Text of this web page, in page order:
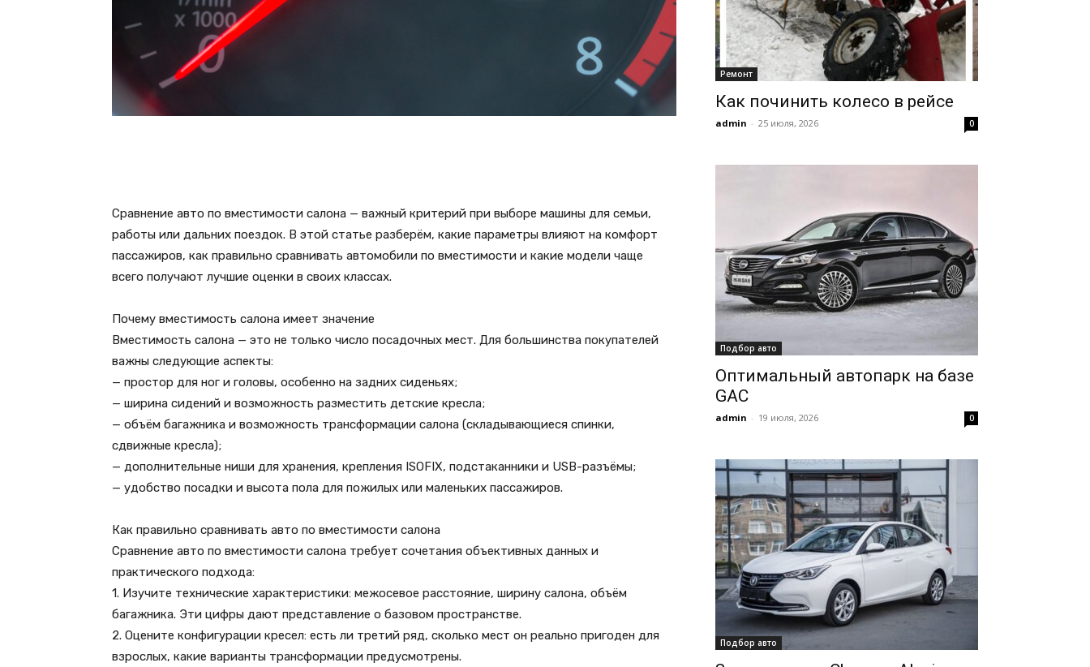
Сравнение авто по вместимости салона — важный критерий при выборе машины для семьи,
работы или дальних поездок. В этой статье разберём, какие параметры влияют на комфорт
пассажиров, как правильно сравнивать автомобили по вместимости и какие модели чаще
всего получают лучшие оценки в своих классах.
Почему вместимость салона имеет значение
Вместимость салона — это не только число посадочных мест. Для большинства покупателей
важны следующие аспекты:
— простор для ног и головы, особенно на задних сиденьях;
— ширина сидений и возможность разместить детские кресла;
— объём багажника и возможность трансформации салона (складывающиеся спинки,
сдвижные кресла);
— дополнительные ниши для хранения, крепления ISOFIX, подстаканники и USB-разъёмы;
— удобство посадки и высота пола для пожилых или маленьких пассажиров.
Как правильно сравнивать авто по вместимости салона
Сравнение авто по вместимости салона требует сочетания объективных данных и
практического подхода:
1. Изучите технические характеристики: межосевое расстояние, ширину салона, объём
багажника. Эти цифры дают представление о базовом пространстве.
2. Оцените конфигурации кресел: есть ли третий ряд, сколько мест он реально пригоден для
взрослых, какие варианты трансформации предусмотрены.
Ремонт
Как починить колесо в рейсе
admin - 25 июля, 2026 0
Подбор авто
Оптимальный автопарк на базе
GAC
admin - 19 июля, 2026 0
Подбор авто